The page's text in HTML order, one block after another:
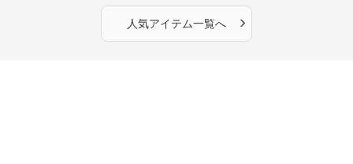
人気アイテム一覧へ ›